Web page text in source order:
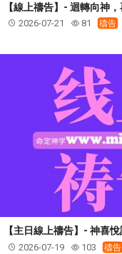
【線上禱告】- 迴轉向神
2026-07-21 81 禱告
【主日線上禱告】- 神喜
2026-07-19 103 禱告